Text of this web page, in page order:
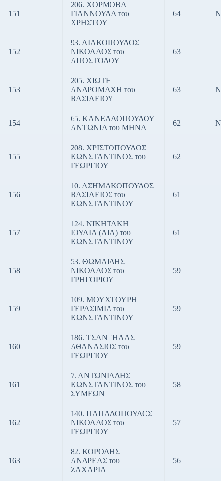
151
206. ΧΟΡΜΟΒΑ
ΓΙΑΝΝΟΥΛΑ του
ΧΡΗΣΤΟΥ
64
152
93. ΛΙΑΚΟΠΟΥΛΟΣ
ΝΙΚΟΛΑΟΣ του
ΑΠΟΣΤΟΛΟΥ
63
153
205. ΧΙΩΤΗ
ΑΝΔΡΟΜΑΧΗ του
ΒΑΣΙΛΕΙΟΥ
63
154
65. ΚΑΝΕΛΛΟΠΟΥΛΟΥ
ΑΝΤΩΝΙΑ του ΜΗΝΑ
62
155
208. ΧΡΙΣΤΟΠΟΥΛΟΣ
ΚΩΝΣΤΑΝΤΙΝΟΣ του
ΓΕΩΡΓΙΟΥ
62
156
10. ΑΣΗΜΑΚΟΠΟΥΛΟΣ
ΒΑΣΙΛΕΙΟΣ του
ΚΩΝΣΤΑΝΤΙΝΟΥ
61
157
124. ΝΙΚΗΤΑΚΗ
ΙΟΥΛΙΑ (ΛΙΑ) του
ΚΩΝΣΤΑΝΤΙΝΟΥ
61
158
53. ΘΩΜΑΙΔΗΣ
ΝΙΚΟΛΑΟΣ του
ΓΡΗΓΟΡΙΟΥ
59
159
109. ΜΟΥΧΤΟΥΡΗ
ΓΕΡΑΣΙΜΙΑ του
ΚΩΝΣΤΑΝΤΙΝΟΥ
59
160
186. ΤΣΑΝΤΗΛΑΣ
ΑΘΑΝΑΣΙΟΣ του
ΓΕΩΡΓΙΟΥ
59
161
7. ΑΝΤΩΝΙΑΔΗΣ
ΚΩΝΣΤΑΝΤΙΝΟΣ του
ΣΥΜΕΩΝ
58
162
140. ΠΑΠΑΔΟΠΟΥΛΟΣ
ΝΙΚΟΛΑΟΣ του
ΓΕΩΡΓΙΟΥ
57
163
82. ΚΟΡΟΛΗΣ
ΑΝΔΡΕΑΣ του
ΖΑΧΑΡΙΑ
56